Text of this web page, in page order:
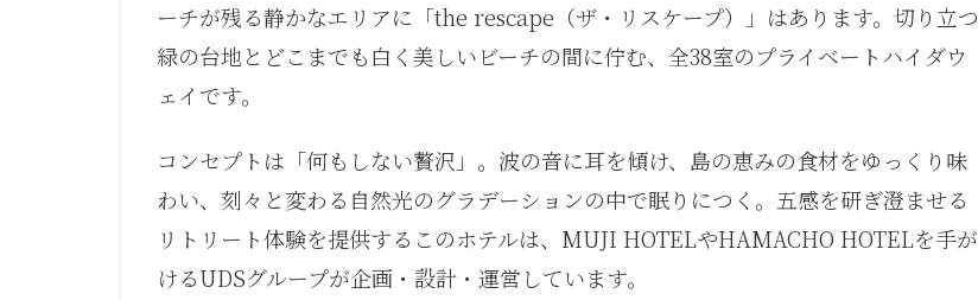
ーチが残る静かなエリアに「the rescape（ザ・リスケープ）」はあります。切り立つ
緑の台地とどこまでも白く美しいビーチの間に佇む、全38室のプライベートハイダウ
ェイです。
コンセプトは「何もしない贅沢」。波の音に耳を傾け、島の恵みの食材をゆっくり味
わい、刻々と変わる自然光のグラデーションの中で眠りにつく。五感を研ぎ澄ませる
リトリート体験を提供するこのホテルは、MUJI HOTELやHAMACHO HOTELを手が
けるUDSグループが企画・設計・運営しています。